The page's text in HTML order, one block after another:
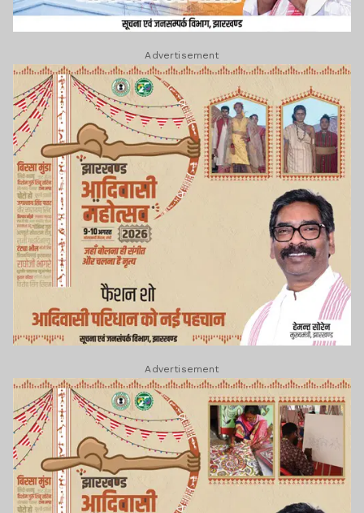
Advertisement
Advertisement